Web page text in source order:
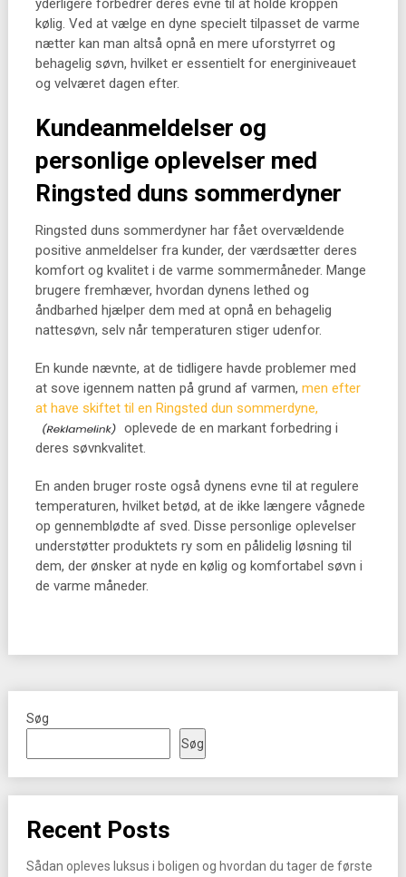
yderligere forbedrer deres evne til at holde kroppen
kølig. Ved at vælge en dyne specielt tilpasset de varme
nætter kan man altså opnå en mere uforstyrret og
behagelig søvn, hvilket er essentielt for energiniveauet
og velværet dagen efter.
Kundeanmeldelser og
personlige oplevelser med
Ringsted duns sommerdyner
Ringsted duns sommerdyner har fået overvældende
positive anmeldelser fra kunder, der værdsætter deres
komfort og kvalitet i de varme sommermåneder. Mange
brugere fremhæver, hvordan dynens lethed og
åndbarhed hjælper dem med at opnå en behagelig
nattesøvn, selv når temperaturen stiger udenfor.
En kunde nævnte, at de tidligere havde problemer med
at sove igennem natten på grund af varmen, men efter
at have skiftet til en Ringsted dun sommerdyne,
oplevede de en markant forbedring i
deres søvnkvalitet.
En anden bruger roste også dynens evne til at regulere
temperaturen, hvilket betød, at de ikke længere vågnede
op gennemblødte af sved. Disse personlige oplevelser
understøtter produktets ry som en pålidelig løsning til
dem, der ønsker at nyde en kølig og komfortabel søvn i
de varme måneder.
Søg
Søg
Recent Posts
Sådan opleves luksus i boligen og hvordan du tager de første